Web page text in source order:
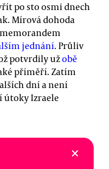
po sto osmi dnech
Mírová dohoda
jednání. Průliv
potvrdily užobě
příměří. Zatím
dní a není
útoky Izraele
×